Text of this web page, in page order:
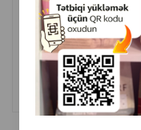
Масса
1 шт